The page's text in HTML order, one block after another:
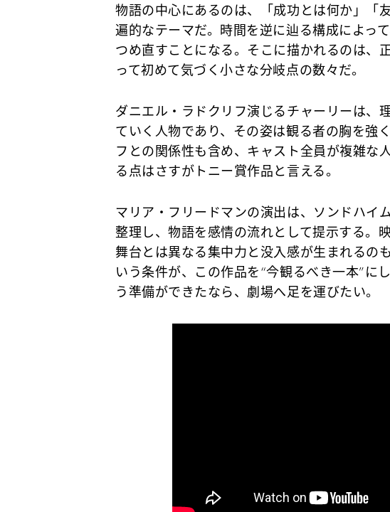
物語の中心にあるのは、「成功とは何か」「
遍的なテーマだ。時間を逆に辿る構成によっ
つめ直すことになる。そこに描かれるのは、
って初めて気づく小さな分岐点の数々だ。
ダニエル・ラドクリフ演じるチャーリーは、
ていく人物であり、その姿は観る者の胸を強
フとの関係性も含め、キャスト全員が複雑な
る点はさすがトニー賞作品と言える。
マリア・フリードマンの演出は、ソンドハイ
整理し、物語を感情の流れとして提示する。
舞台とは異なる集中力と没入感が生まれるの
いう条件が、この作品を“今観るべき一本”に
う準備ができたなら、劇場へ足を運びたい。